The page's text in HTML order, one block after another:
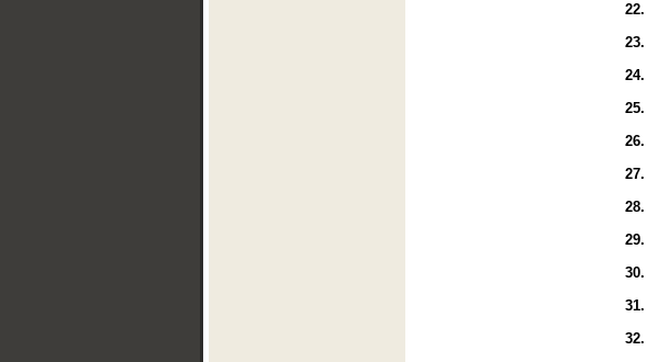
22.
23.
24.
25.
26.
27.
28.
29.
30.
31.
32.